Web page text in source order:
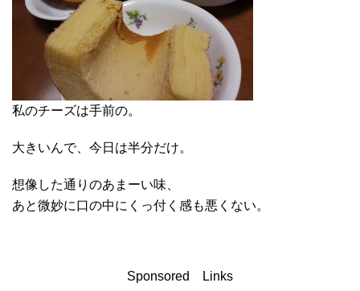
私のチーズは手前の。
大きいんで、今日は半分だけ。
想像した通りのあまーい味、
あと微妙に口の中にくっ付く感も悪くない。
Sponsored Links